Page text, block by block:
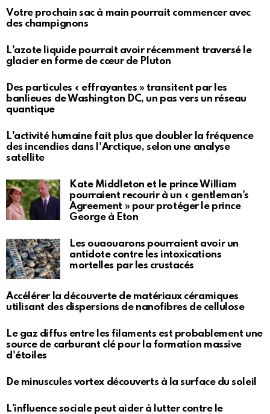
Votre prochain sac à main pourrait commencer avec
des champignons
L'azote liquide pourrait avoir récemment traversé le
glacier en forme de cœur de Pluton
Des particules « effrayantes » transitent par les
banlieues de Washington DC, un pas vers un réseau
quantique
L'activité humaine fait plus que doubler la fréquence
des incendies dans l'Arctique, selon une analyse
satellite
Kate Middleton et le prince William
pourraient recourir à un « gentleman's
Agreement » pour protéger le prince
George à Eton
Les ouaouarons pourraient avoir un
antidote contre les intoxications
mortelles par les crustacés
Accélérer la découverte de matériaux céramiques
utilisant des dispersions de nanofibres de cellulose
Le gaz diffus entre les filaments est probablement une
source de carburant clé pour la formation massive
d'étoiles
De minuscules vortex découverts à la surface du soleil
L’influence sociale peut aider à lutter contre le